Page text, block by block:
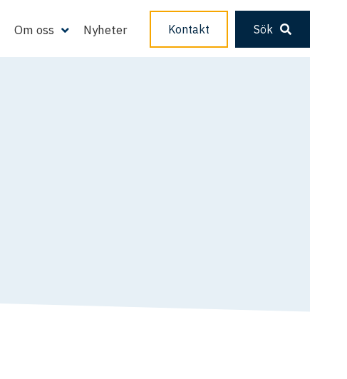
Om oss Nyheter Kontakt Sök